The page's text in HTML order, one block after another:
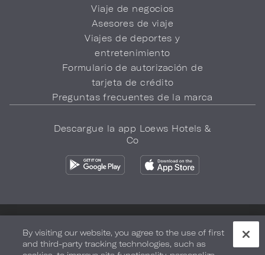
Viaje de negocios
Asesores de viaje
Viajes de deportes y
entretenimiento
Formulario de autorización de
tarjeta de crédito
Preguntas frecuentes de la marca
Descargue la app Loews Hotels &
Co
Seguridad y bienestar Términos de Uso Accesibilidad
By visiting our website, you agree to the use of first
and third-party tracking technologies, such as